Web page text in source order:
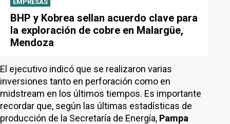
EMPRESAS
BHP y Kobrea sellan acuerdo clave para
la exploración de cobre en Malargüe,
Mendoza
El ejecutivo indicó que se realizaron varias
inversiones tanto en perforación como en
midstream en los últimos tiempos. Es importante
recordar que, según las últimas estadísticas de
producción de la Secretaría de Energía, Pampa